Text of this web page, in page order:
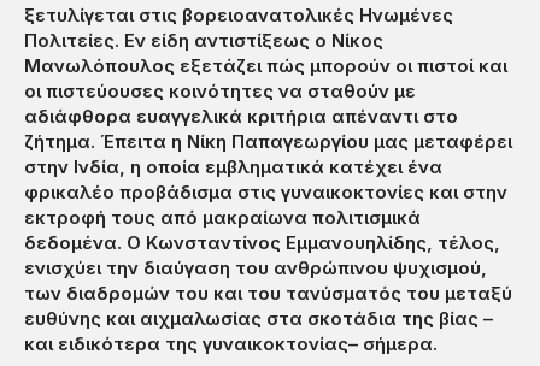
ξετυλίγεται στις βορειοανατολικές Ηνωμένες
Πολιτείες. Εν είδη αντιστίξεως ο Νίκος
Μανωλόπουλος εξετάζει πώς μπορούν οι πιστοί και
οι πιστεύουσες κοινότητες να σταθούν με
αδιάφθορα ευαγγελικά κριτήρια απέναντι στο
ζήτημα. Έπειτα η Νίκη Παπαγεωργίου μας μεταφέρει
στην Ινδία, η οποία εμβληματικά κατέχει ένα
φρικαλέο προβάδισμα στις γυναικοκτονίες και στην
εκτροφή τους από μακραίωνα πολιτισμικά
δεδομένα. O Κωνσταντίνος Εμμανουηλίδης, τέλος,
ενισχύει την διαύγαση του ανθρώπινου ψυχισμού,
των διαδρομών του και του τανύσματός του μεταξύ
ευθύνης και αιχμαλωσίας στα σκοτάδια της βίας –
και ειδικότερα της γυναικοκτονίας– σήμερα.